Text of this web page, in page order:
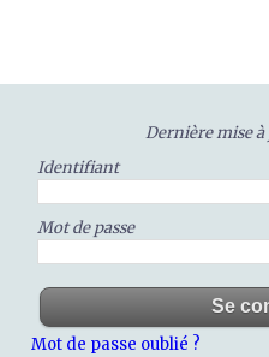
Dernière mise
Identifiant
Mot de passe
Mot de passe oublié ?